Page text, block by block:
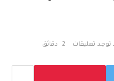
توجد تعليقات 2 دقائق